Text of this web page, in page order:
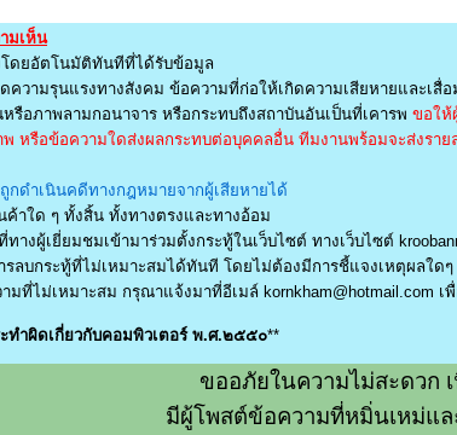
มเห็น
ดยอัตโนมัติทันทีที่ได้รับข้อมูล
ความรุนแรงทางสังคม ข้อความที่ก่อให้เกิดความเสียหายและเสื่
รือภาพลามกอนาจาร หรือกระทบถึงสถาบันอันเป็นที่เคารพ ขอให้
หรือข้อความใดส่งผลกระทบต่อบุคคลอื่น ทีมงานพร้อมจะส่งราย
กดำเนินคดีทางกฎหมายจากผู้เสียหายได้
าใด ๆ ทั้งสิ้น ทั้งทางตรงและทางอ้อม
างผู้เยี่ยมชมเข้ามาร่วมตั้งกระทู้ในเว็บไซต์ ทางเว็บไซต์
ลบกระทู้ที่ไม่เหมาะสมได้ทันที โดยไม่ต้องมีการชี้แจงเหตุผลใด
มที่ไม่เหมาะสม กรุณาแจ้งมาที่อีเมล์ kornkham@hotmail.com เ
ทำผิดเกี่ยวกับคอมพิวเตอร์ พ.ศ.๒๕๕๐**
ขออภัยในความไม่สะดวก
มีผู้โพสต์ข้อความที่หมิ่นเหม่แล